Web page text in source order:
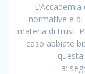
normative e di
materia di trust.
caso abbiate
a: